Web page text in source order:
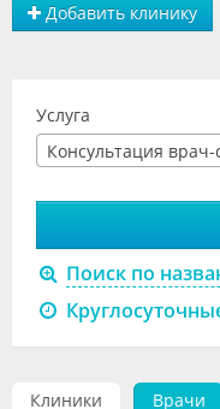
Вакансии
Объявления
Клиники
Специалисты
Добавить клинику
Услуга
Консультация врач-
Поиск по
Клиники Врачи